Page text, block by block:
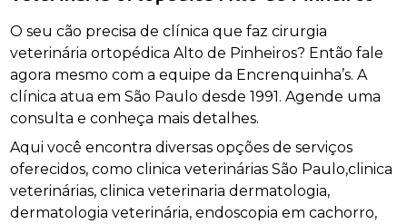
O seu cão precisa de clínica que faz cirurgia
veterinária ortopédica Alto de Pinheiros? Então fale
agora mesmo com a equipe da Encrenquinha’s. A
clínica atua em São Paulo desde 1991. Agende uma
consulta e conheça mais detalhes.
Aqui você encontra diversas opções de serviços
oferecidos, como clinica veterinárias São Paulo,clinica
veterinárias, clinica veterinaria dermatologia,
dermatologia veterinária, endoscopia em cachorro,